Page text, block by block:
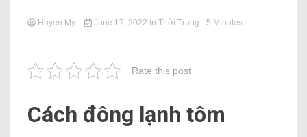
Huyen My June 17, 2022 in Thời Trang - 5 Minutes
Rate this post
Cách đông lạnh tôm